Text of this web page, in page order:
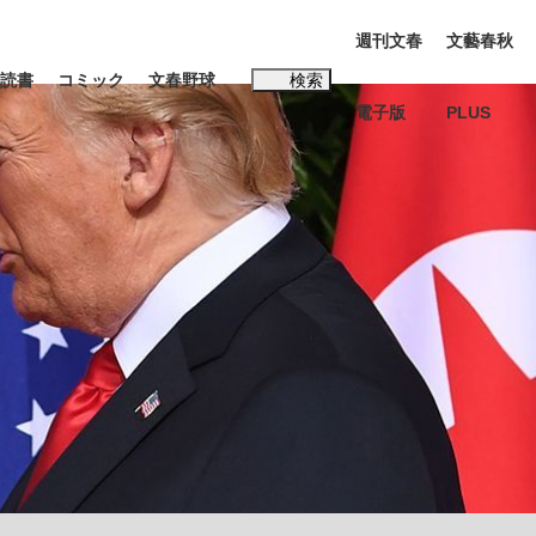
ンタビュー 読書
POPアイドルたち
読書 コミック 文春野球 検索
#松田聖子
週刊文春
電子版
文藝春秋
PLUS